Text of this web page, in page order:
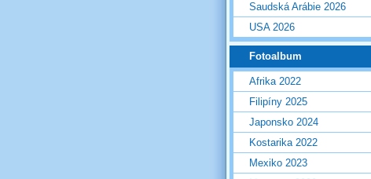
Saudská Arábie 2026
USA 2026
Fotoalbum
Afrika 2022
Filipíny 2025
Japonsko 2024
Kostarika 2022
Mexiko 2023